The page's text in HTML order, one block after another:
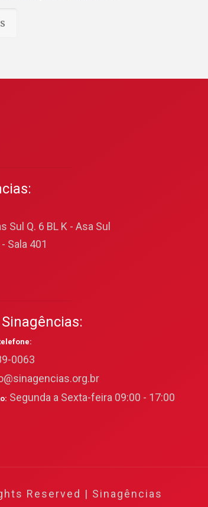
Sul Q. 6 BL K - Asa Sul
Sala 401
0063
Segunda a Sexta-feira 09:00 - 17:00
Reserved | Sinagências